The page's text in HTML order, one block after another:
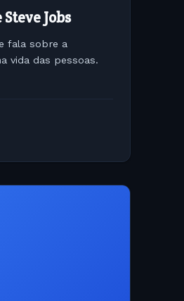
Jobs
fala sobre a
vida das pessoas.